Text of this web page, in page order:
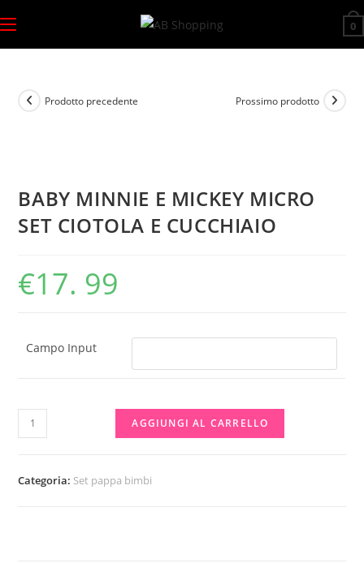
al
contenuto
0
Prodotto precedente Prossimo prodotto
BABY MINNIE E MICKEY MICRO
SET CIOTOLA E CUCCHIAIO
€17. 99
Campo Input
BABY
MINNIE
MICKEY
AGGIUNGI AL CARRELLO
Categoria: Set pappa bimbi